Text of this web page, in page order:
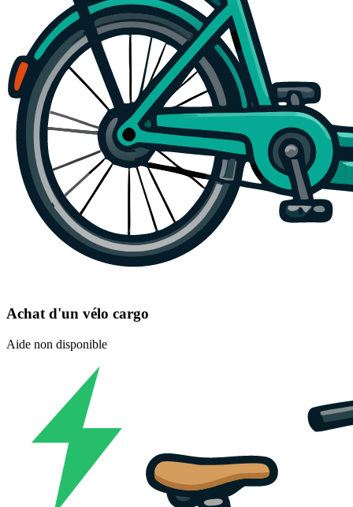
Achat d'un vélo cargo
Aide non disponible